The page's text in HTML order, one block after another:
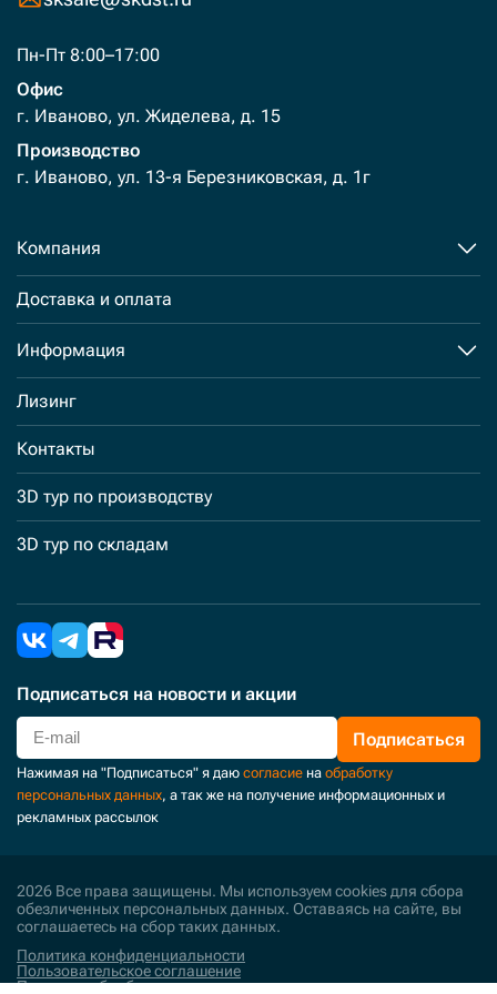
Пн-Пт 8:00–17:00
Офис
г. Иваново, ул. Жиделева, д. 15
Производство
г. Иваново, ул. 13-я Березниковская, д. 1г
Компания
Доставка и оплата
Информация
Лизинг
Контакты
3D тур по производству
3D тур по складам
Подписаться на новости и акции
Подписаться
Нажимая на "Подписаться" я даю согласие на обработку
персональных данных, а так же на получение информационных и
рекламных рассылок
2026 Все права защищены. Мы используем cookies для сбора
обезличенных персональных данных. Оставаясь на сайте, вы
соглашаетесь на сбор таких данных.
Политика конфиденциальности
Пользовательское соглашение
Политика обработки персональных данных